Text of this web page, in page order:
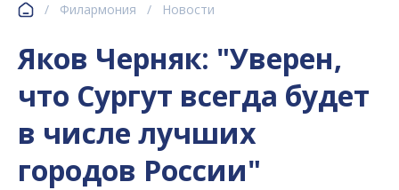
/ Филармония / Новости
Яков Черняк: "Уверен,
что Сургут всегда будет
в числе лучших
городов России"